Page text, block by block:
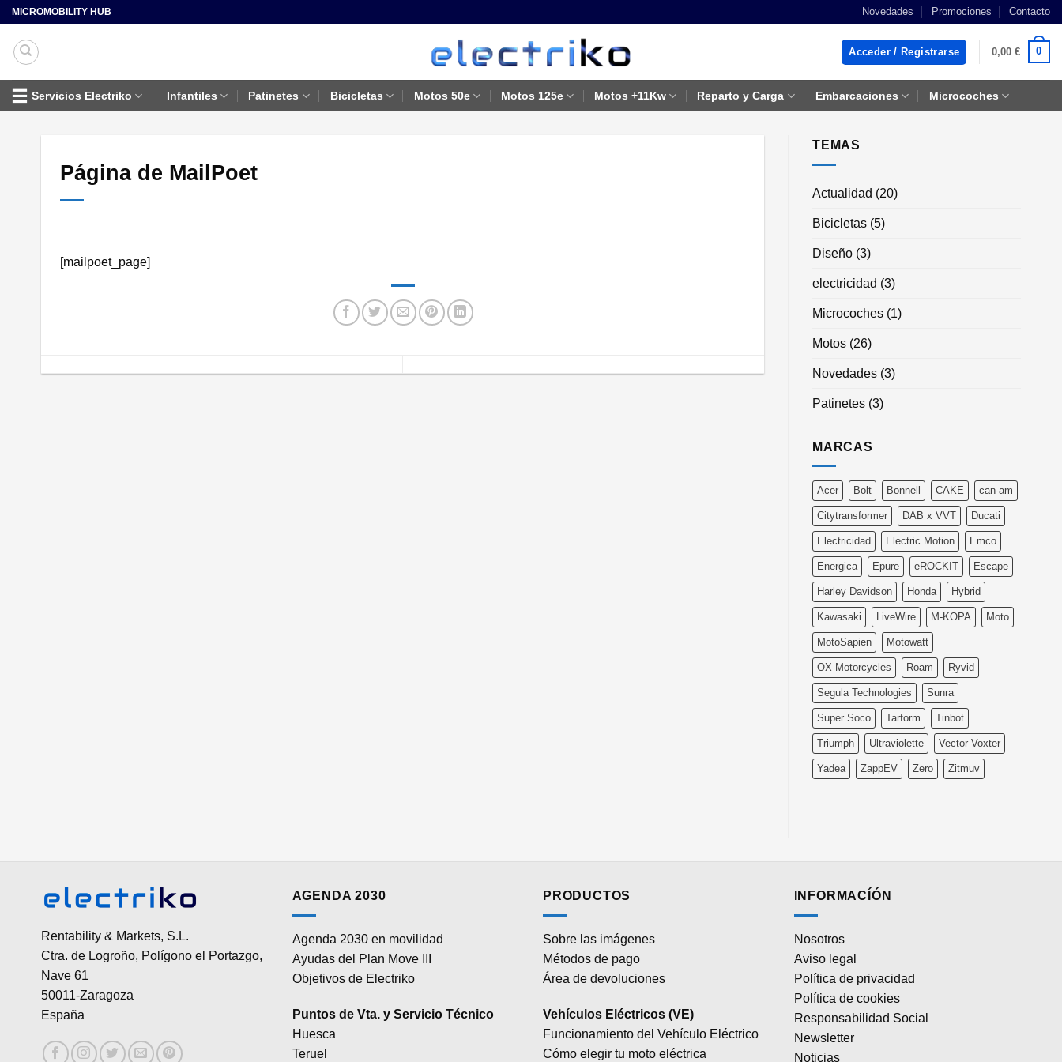
Saltar
contenido
MICROMOBILITY HUB Novedades Promociones Contacto
Acceder / Registrarse 0,00 € 0
Servicios Electriko Infantiles Patinetes Bicicletas Motos 50e Motos 125e Motos +11Kw Reparto y Carga Embarcaciones Microcoches
Página de MailPoet
[mailpoet_page]
TEMAS
Actualidad (20)
Bicicletas (5)
Diseño (3)
electricidad (3)
Microcoches (1)
Motos (26)
Novedades (3)
Patinetes (3)
MARCAS
Acer Bolt Bonnell CAKE can-am
Citytransformer DAB x VVT Ducati
Electricidad Electric Motion Emco
Energica Epure eROCKIT Escape
Harley Davidson Honda Hybrid
Kawasaki LiveWire M-KOPA Moto
MotoSapien Motowatt
OX Motorcycles Roam Ryvid
Segula Technologies Sunra
Super Soco Tarform Tinbot
Triumph Ultraviolette Vector Voxter
Yadea ZappEV Zero Zitmuv
Rentability & Markets, S.L.
Ctra. de Logroño, Polígono el Portazgo,
Nave 61
50011-Zaragoza
España
AGENDA 2030
Agenda 2030 en movilidad
Ayudas del Plan Move III
Objetivos de Electriko
Puntos de Vta. y Servicio Técnico
Huesca
Teruel
PRODUCTOS
Sobre las imágenes
Métodos de pago
Área de devoluciones
Vehículos Eléctricos (VE)
Funcionamiento del Vehículo Eléctrico
Cómo elegir tu moto eléctrica
INFORMACÍÓN
Nosotros
Aviso legal
Política de privacidad
Política de cookies
Responsabilidad Social
Newsletter
Noticias